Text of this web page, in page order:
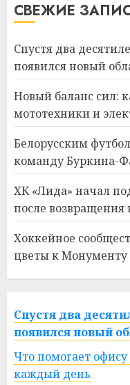
СВЕЖИЕ
Спустя два
появился новый
Новый баланс сил:
мототехники и
Белорусским
команду Буркина-
ХК «Лида» начал
после возвращения
Хоккейное
цветы к
Спустя два
появился новый
Что помогает
каждый день